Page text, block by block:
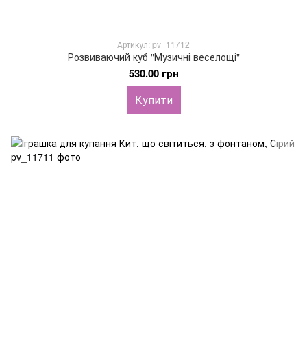
Артикул: pv_11712
Розвиваючий куб "Музичні веселощі"
530.00 грн
Купити